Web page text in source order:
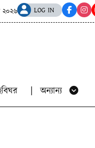
চেয়ে সিলেট অনেক
LOG IN
অন্যান্য